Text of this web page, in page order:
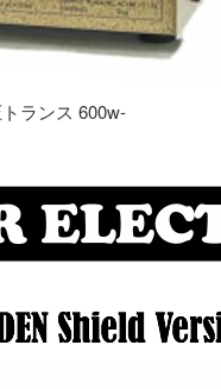
ランス 600w-